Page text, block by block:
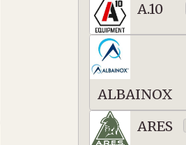
A.10
ALBAINOX
ARES